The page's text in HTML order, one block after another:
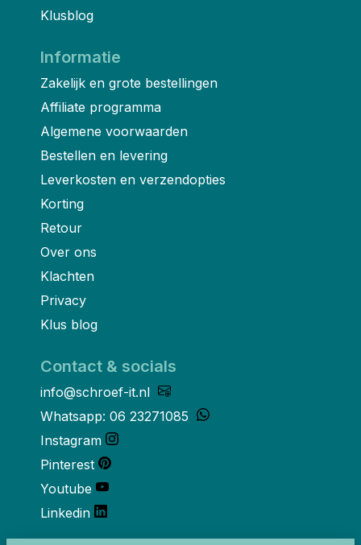
Klusblog
Informatie
Zakelijk en grote bestellingen
Affiliate programma
Algemene voorwaarden
Bestellen en levering
Leverkosten en verzendopties
Korting
Retour
Over ons
Klachten
Privacy
Klus blog
Contact & socials
info@schroef-it.nl
Whatsapp: 06 23271085
Instagram
Pinterest
Youtube
Linkedin